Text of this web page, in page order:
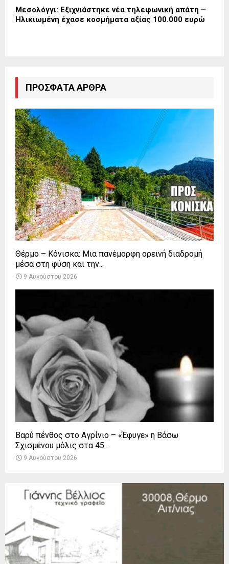
Μεσολόγγι: Εξιχνιάστηκε νέα τηλεφωνική απάτη –
Ηλικιωμένη έχασε κοσμήματα αξίας 100.000 ευρώ
ΠΡΌΣΦΑΤΑ ΆΡΘΡΑ
Θέρμο – Κόνισκα: Μια πανέμορφη ορεινή διαδρομή
μέσα στη φύση και την...
9 Αυγούστου 2026
Βαρύ πένθος στο Αγρίνιο – «Έφυγε» η Βάσω
Σχισμένου μόλις στα 45...
9 Αυγούστου 2026